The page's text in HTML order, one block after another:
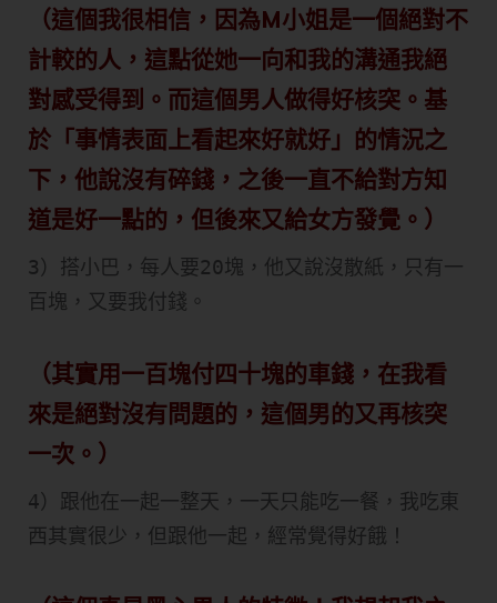
（這個我很相信，因為M小姐是一個絕對不
計較的人，這點從她一向和我的溝通我絕
對感受得到。而這個男人做得好核突。基
於「事情表面上看起來好就好」的情況之
下，他說沒有碎錢，之後一直不給對方知
道是好一點的，但後來又給女方發覺。）
3）搭小巴，每人要20塊，他又說沒散紙，只有一
百塊，又要我付錢。
（其實用一百塊付四十塊的車錢，在我看
來是絕對沒有問題的，這個男的又再核突
一次。）
4）跟他在一起一整天，一天只能吃一餐，我吃東
西其實很少，但跟他一起，經常覺得好餓！